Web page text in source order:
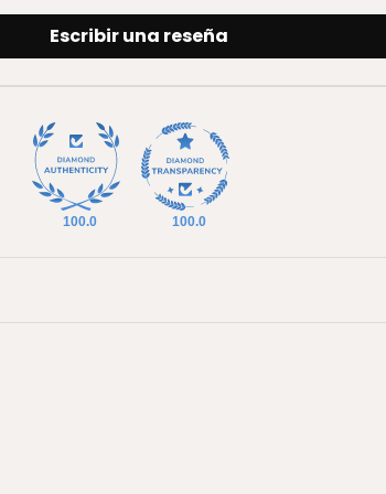
Escribir una reseña
100.0 100.0